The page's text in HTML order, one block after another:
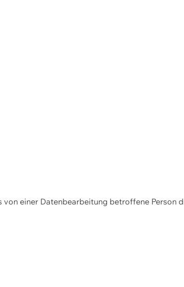
einer Datenbearbeitung betroffene Person